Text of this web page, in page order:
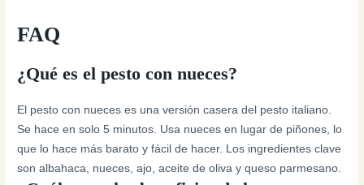
FAQ
¿Qué es el pesto con nueces?
El pesto con nueces es una versión casera del pesto italiano.
Se hace en solo 5 minutos. Usa nueces en lugar de piñones, lo
que lo hace más barato y fácil de hacer. Los ingredientes clave
son albahaca, nueces, ajo, aceite de oliva y queso parmesano.